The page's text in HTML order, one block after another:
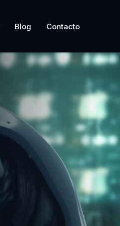
Blog Contacto